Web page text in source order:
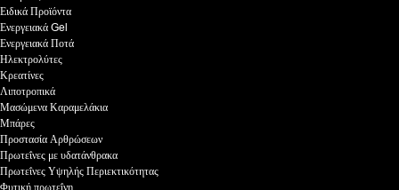
Ειδικά Προϊόντα
Ενεργειακά Gel
Ενεργειακά Ποτά
Ηλεκτρολύτες
Κρεατίνες
Λιποτροπικά
Μασώμενα Καραμελάκια
Μπάρες
Προστασία Αρθρώσεων
Πρωτεΐνες με υδατάνθρακα
Πρωτεΐνες Υψηλής Περιεκτικότητας